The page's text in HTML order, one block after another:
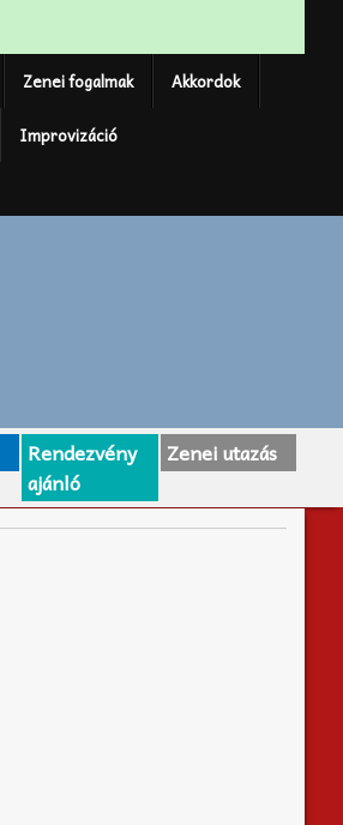
Zenei fogalmak Akkordok
Improvizáció
Rendezvény
ajánló
Zenei utazás